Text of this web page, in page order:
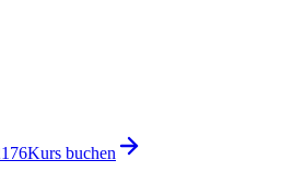
Kurs buchen